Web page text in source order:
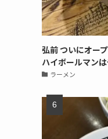
弘前 ついにオー
ハイボールマン
ラーメン